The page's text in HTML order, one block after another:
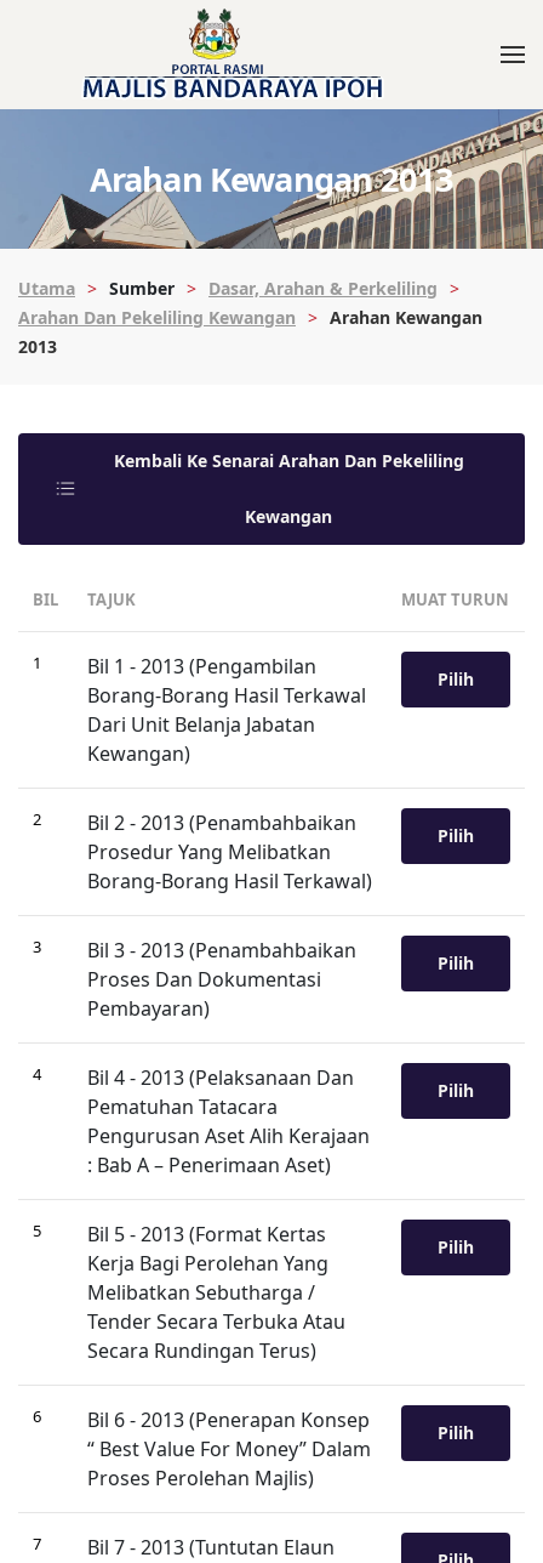
Arahan Kewangan 2013
Utama Sumber
Dasar, Arahan & Perkeliling
Arahan Dan Pekeliling Kewangan
Arahan Kewangan
2013
Kembali Ke Senarai Arahan Dan Pekeliling
Kewangan
BIL TAJUK MUAT TURUN
1
Bil 1 - 2013 (Pengambilan
Borang-Borang Hasil Terkawal
Dari Unit Belanja Jabatan
Kewangan)
Pilih
2
Bil 2 - 2013 (Penambahbaikan
Prosedur Yang Melibatkan
Borang-Borang Hasil Terkawal)
Pilih
3
Bil 3 - 2013 (Penambahbaikan
Proses Dan Dokumentasi
Pembayaran)
Pilih
4
Bil 4 - 2013 (Pelaksanaan Dan
Pematuhan Tatacara
Pengurusan Aset Alih Kerajaan
: Bab A – Penerimaan Aset)
Pilih
5
Bil 5 - 2013 (Format Kertas
Kerja Bagi Perolehan Yang
Melibatkan Sebutharga /
Tender Secara Terbuka Atau
Secara Rundingan Terus)
Pilih
6
Bil 6 - 2013 (Penerapan Konsep
“ Best Value For Money” Dalam
Proses Perolehan Majlis)
Pilih
7
Bil 7 - 2013 (Tuntutan Elaun